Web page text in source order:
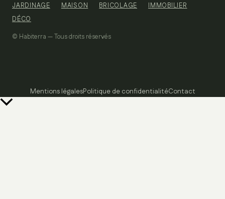
JARDINAGE MAISON BRICOLAGE
IMMOBILIER
DÉCO
© Habiterra — Tous droits réservés
Mentions légalesPolitique de confidentialitéContact